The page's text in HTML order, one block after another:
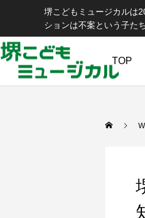
堺こどもミュージカルは
ションは不案という子た
TOP